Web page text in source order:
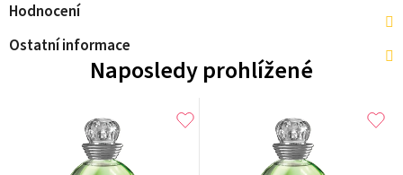
Hodnocení
Ostatní informace
Naposledy prohlížené